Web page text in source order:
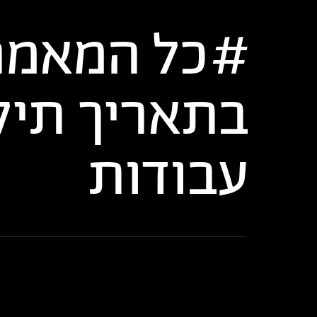
כל
בתאריך
עבודות